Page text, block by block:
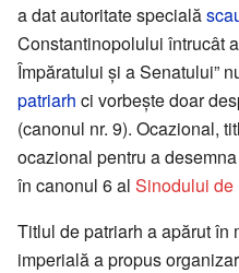
a dat autoritate specială
Constantinopolului întrucât
Împăratului și a Senatului”
patriarh ci vorbește doar
(canonul nr. 9). Ocazional,
ocazional pentru a
în canonul 6 al Sinodului de
Titlul de patriarh a apărut în
imperială a propus